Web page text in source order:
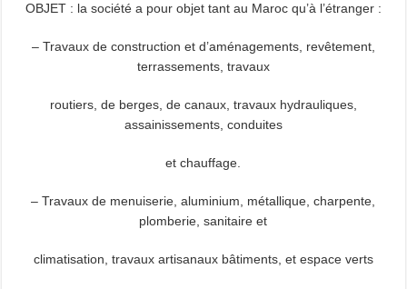
OBJET : la société a pour objet tant au Maroc qu’à l’étranger :
– Travaux de construction et d’aménagements, revêtement,
terrassements, travaux
routiers, de berges, de canaux, travaux hydrauliques,
assainissements, conduites
et chauffage.
– Travaux de menuiserie, aluminium, métallique, charpente,
plomberie, sanitaire et
climatisation, travaux artisanaux bâtiments, et espace verts